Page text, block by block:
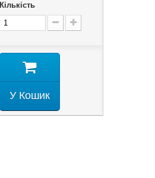
Кількість
У Кошик